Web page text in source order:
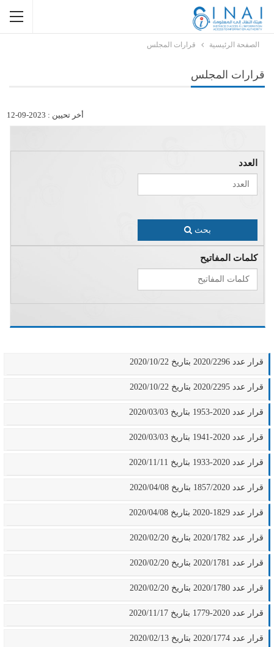
الصفحة الرئيسية قرارات المجلس
قرارات المجلس
أخر تحيين : 2023-09-12
العدد
بحث
كلمات المفاتيح
قرار عدد 2020/2296 بتاريخ 2020/10/22
قرار عدد 2020/2295 بتاريخ 2020/10/22
قرار عدد 2020-1953 بتاريخ 2020/03/03
قرار عدد 2020-1941 بتاريخ 2020/03/03
قرار عدد 2020-1933 بتاريخ 2020/11/11
قرار عدد 1857/2020 بتاريخ 2020/04/08
قرار عدد 1829-2020 بتاريخ 2020/04/08
قرار عدد 2020/1782 بتاريخ 2020/02/20
قرار عدد 2020/1781 بتاريخ 2020/02/20
قرار عدد 2020/1780 بتاريخ 2020/02/20
قرار عدد 2020-1779 بتاريخ 2020/11/17
قرار عدد 2020/1774 بتاريخ 2020/02/13